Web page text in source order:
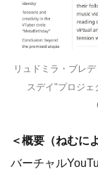
リュドミラ・ブレ
スデイ"プロジェ
＜概要（ねむに
バーチャル